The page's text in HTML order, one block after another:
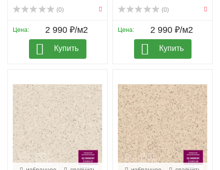
(0)
Цена: 2 990 ₽/м2
Купить
(0)
Цена: 2 990 ₽/м2
Купить